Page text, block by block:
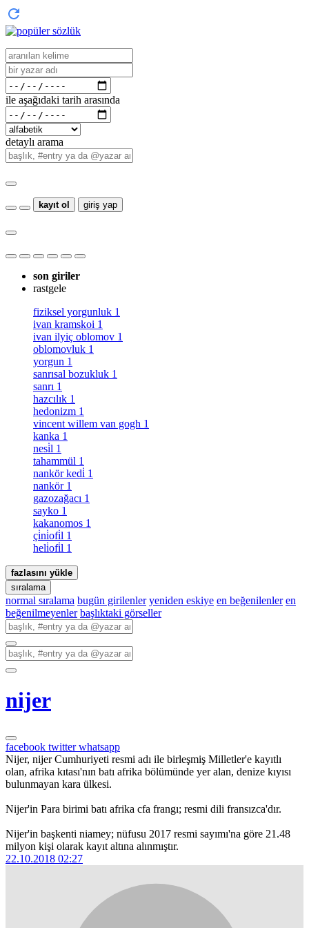
ile aşağıdaki tarih arasında
detaylı arama
kayıt ol giriş yap
son giriler
rastgele
fiziksel yorgunluk 1
ivan kramskoi 1
ivan ilyiç oblomov 1
oblomovluk 1
yorgun 1
sanrısal bozukluk 1
sanrı 1
hazcılık 1
hedonizm 1
vincent willem van gogh 1
kanka 1
nesi̇l 1
tahammül 1
nankör kedi̇ 1
nankör 1
gazozağacı 1
sayko 1
kakanomos 1
çi̇ni̇ofi̇l 1
heli̇ofi̇l 1
fazlasını yükle
sıralama
normal sıralama bugün girilenler yeniden eskiye en beğenilenler en
beğenilmeyenler başlıktaki görseller
nijer
facebook twitterwhatsapp
Nijer, nijer Cumhuriyeti resmi adı ile birleşmiş Milletler'e kayıtlı
olan, afrika kıtası'nın batı afrika bölümünde yer alan, denize kıyısı
bulunmayan kara ülkesi.
Nijer'in Para birimi batı afrika cfa frangı; resmi dili fransızca'dır.
Nijer'in başkenti niamey; nüfusu 2017 resmi sayımı'na göre 21.48
milyon kişi olarak kayıt altına alınmıştır.
22.10.2018 02:27